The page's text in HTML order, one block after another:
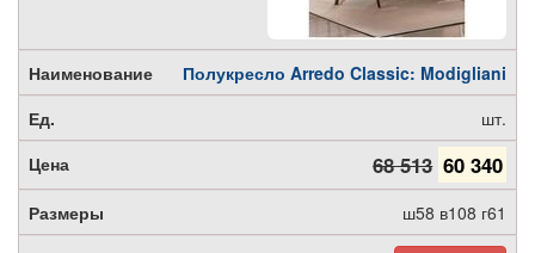
Полукресло Arredo Classic: Modigliani
шт.
68 513 60 340
ш58 в108 г61